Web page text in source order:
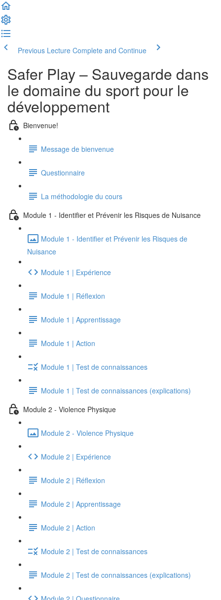
Previous Lecture Complete and Continue
Safer Play – Sauvegarde dans
le domaine du sport pour le
développement
Bienvenue!
Message de bienvenue
Questionnaire
La méthodologie du cours
Module 1 - Identifier et Prévenir les Risques de Nuisance
Module 1 - Identifier et Prévenir les Risques de
Nuisance
Module 1 | Expérience
Module 1 | Réflexion
Module 1 | Apprentissage
Module 1 | Action
Module 1 | Test de connaissances
Module 1 | Test de connaissances (explications)
Module 2 - Violence Physique
Module 2 - Violence Physique
Module 2 | Expérience
Module 2 | Réflexion
Module 2 | Apprentissage
Module 2 | Action
Module 2 | Test de connaissances
Module 2 | Test de connaissances (explications)